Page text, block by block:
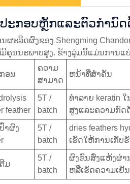
ະກອບຫຼັກແລະຕົວກໍານົດ
ຜະລິດຜົງຂອງ Shengming
ຄຸນນະພາບສູງ. ຂ້າງລຸ່ມນີ້ແມ່ນການ
ອນ
ຄວາມ
ສາມາດ
ຫນ້າທີ່ສໍາຄັນ
feather
5T /
batch
ທໍາລາຍ keratin
ສູງແລະຄວາມກົດ
າຜົງ
5T /
batch
dries feathers
ເຮັດໃຫ້ການເກັບ
ມ
5T /
batch
ຜົງຂົນສົ່ງແຫ້ງຜ່າ
ຫລືເຮັດຄວາມເຢັ